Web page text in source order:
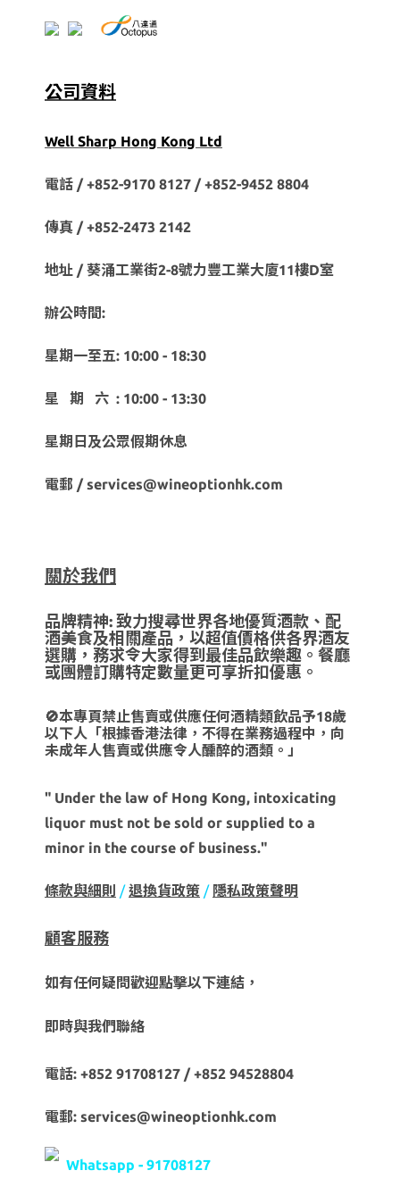
公司資料
Well Sharp Hong Kong Ltd
電話 / +852-9170 8127 /+852-9452 8804
傳真 / +852-2473 2142
地址 / 葵涌工業街2-8號力豐工業大廈11樓D室
辦公時間:
星期一至五: 10:00 - 18:30
星 期 六 : 10:00 - 13:30
星期日及公眾假期休息
電郵 / services@wineoptionhk.com
關於我們
品牌精神: 致力搜尋世界各地優質酒款、配
酒美食及相關產品，以超值價格供各界酒友
選購，務求令大家得到最佳品飲樂趣。餐廳
或團體訂購特定數量更可享折扣優惠。
🚫本專頁禁止售賣或供應任何酒精類飲品予18歲
以下人「根據香港法律，不得在業務過程中，向
未成年人售賣或供應令人醺醉的酒類。」
" Under the law of Hong Kong, intoxicating
liquor must not be sold or supplied to a
minor in the course of business."
條款與細則 /退換貨政策 / 隱私政策聲明
顧客服務
如有任何疑問歡迎點擊以下連結，
即時與我們聯絡
電話: +852 91708127 / +852 94528804
電郵: services@wineoptionhk.com
Whatsapp - 91708127